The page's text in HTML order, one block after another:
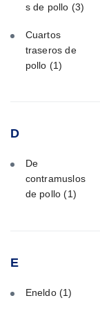
s de pollo (3)
Cuartos
traseros de
pollo (1)
D
De
contramuslos
de pollo(1)
E
Eneldo (1)